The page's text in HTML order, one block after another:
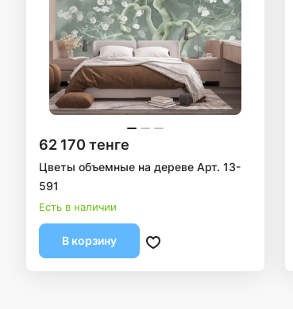
62 170 тенге
Цветы объемные на дереве Арт. 13-
591
Есть в наличии
В корзину